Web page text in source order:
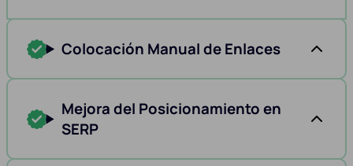
Colocación Manual de Enlaces
Mejora del Posicionamiento en
SERP